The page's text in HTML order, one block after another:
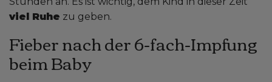
viel Ruhe zu geben.
Fieber nach der 6-fach-Impfung
beim Baby